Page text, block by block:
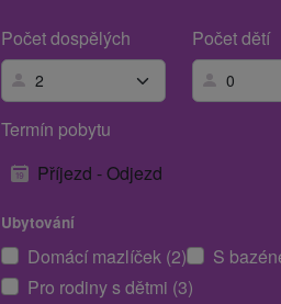
Počet dospělých
Počet dětí
Termín pobytu
Příjezd - Odjezd
Ubytování
Domácí mazlíček (2)
S
Pro rodiny s dětmi (3)